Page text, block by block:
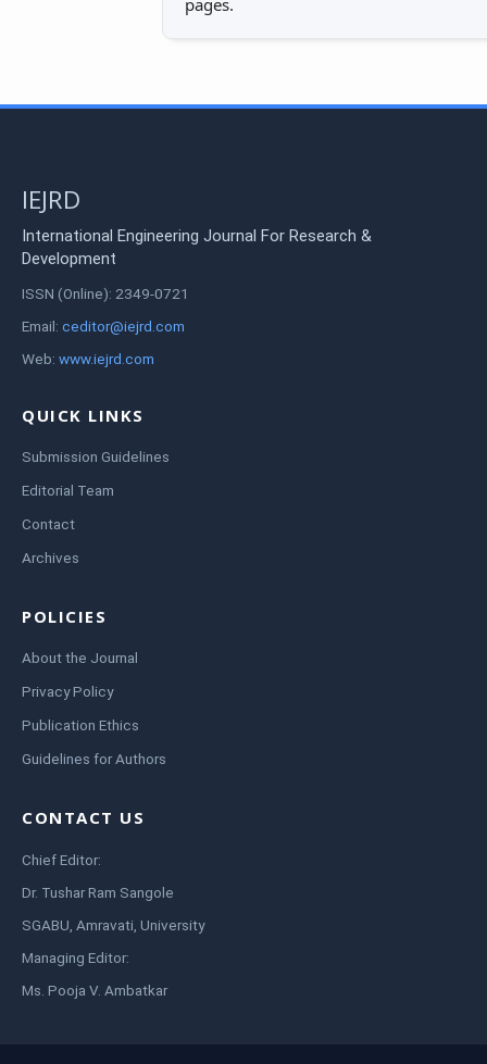
pages.
IEJRD
International Engineering Journal For Research &
Development
ISSN (Online): 2349-0721
Email: ceditor@iejrd.com
Web: www.iejrd.com
QUICK LINKS
Submission Guidelines
Editorial Team
Contact
Archives
POLICIES
About the Journal
Privacy Policy
Publication Ethics
Guidelines for Authors
CONTACT US
Chief Editor:
Dr. Tushar Ram Sangole
SGABU, Amravati, University
Managing Editor:
Ms. Pooja V. Ambatkar